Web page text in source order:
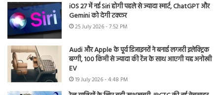
iOS 27 में नई Siri होगी पहले से ज्यादा स्मार्ट, ChatGPT और
Gemini को देगी टक्कर
25 July 2026 - 7:52 PM
Audi और Apple के पूर्व डिजाइनरों ने बनाई लग्जरी इलेक्ट्रिक
बग्गी, 100 किमी से ज्यादा की रेंज के साथ आएगी यह अनोखी
EV
19 July 2026 - 4:48 PM